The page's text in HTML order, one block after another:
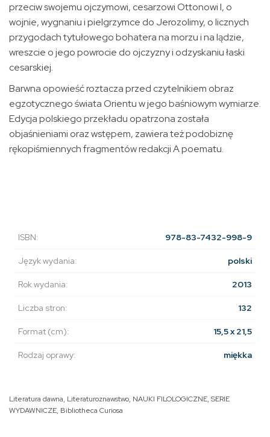
przeciw swojemu ojczy­mowi, cesarzowi Ottonowi I, o
wojnie, wygnaniu i pielgrzymce do Jerozolimy, o licznych
przygodach tytułowego bohatera na morzu i na lądzie,
wreszcie o jego powrocie do ojczyzny i odzyskaniu łaski
cesar­skiej.
Barwna opowieść roztacza przed czytelnikiem obraz
egzotycz­nego świata Orientu w jego baśniowym wymiarze.
Edycja polskiego przekładu opatrzona została
objaśnieniami oraz wstępem, zawiera też podobiznę
rękopiśmiennych fragmentów redakcji A poematu.
ISBN: 978-83-7432-998-9
Język wydania: polski
Rok wydania: 2013
Liczba stron: 132
Format (cm): 15,5 x 21,5
Rodzaj oprawy: miękka
Literatura dawna, Literaturoznawstwo, NAUKI FILOLOGICZNE, SERIE
WYDAWNICZE, Bibliotheca Curiosa